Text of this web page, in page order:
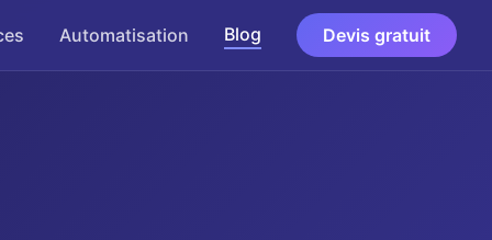
Automatisation Blog Devis gratuit